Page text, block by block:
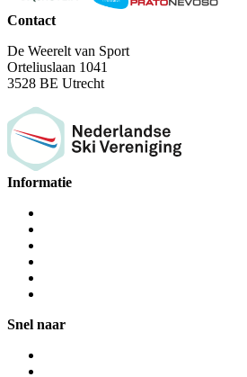
Contact
De Weerelt van Sport
Orteliuslaan 1041
3528 BE Utrecht
Informatie
Snel naar